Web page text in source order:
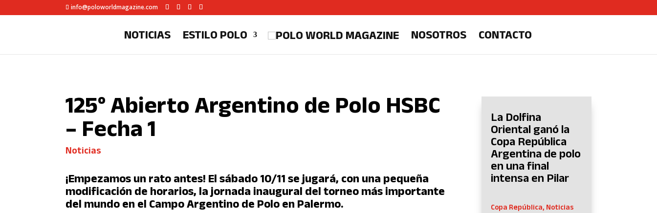
info@poloworldmagazine.com
NOTICIAS ESTILO POLO NOSOTROS CONTACTO
125° Abierto Argentino de Polo HSBC
– Fecha 1
Noticias
¡Empezamos un rato antes! El sábado 10/11 se jugará, con una pequeña
modificación de horarios, la jornada inaugural del torneo más importante
del mundo en el Campo Argentino de Polo en Palermo.
La Dolfina
Oriental ganó la
Copa República
Argentina de polo
en una final
intensa en Pilar
Copa República, Noticias